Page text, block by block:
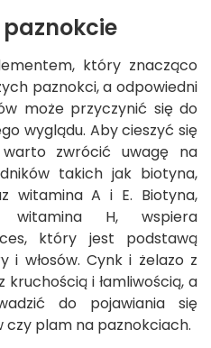
który znacząco
paznokci, a odpowiedni
może przyczynić się do
wyglądu. Aby cieszyć się
warto zwrócić uwagę na
takich jak biotyna,
witamina A i E. Biotyna,
witamina H, wspiera
który jest podstawą
i włosów. Cynk i żelazo z
i łamliwością, a
do pojawiania się
plam na paznokciach.